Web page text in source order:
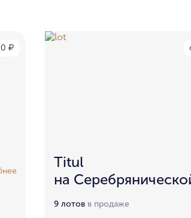
₽
Titul
на
9 лотов в продаже